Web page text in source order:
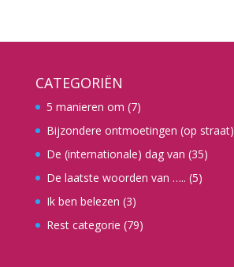
CATEGORIËN
5 manieren om (7)
Bijzondere ontmoetingen (op straat)
De (internationale) dag van (35)
De laatste woorden van ….. (5)
Ik ben belezen (3)
Rest categorie (79)